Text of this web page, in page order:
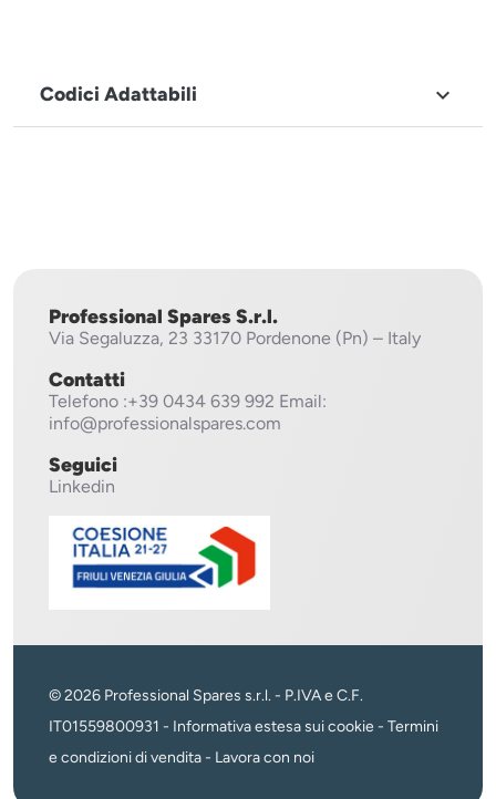
Codici Adattabili 
Professional Spares S.r.l.
Via Segaluzza, 23 33170 Pordenone (Pn) – Italy
Contatti
Telefono :+39 0434 639 992 Email:
info@professionalspares.com
Seguici
Linkedin
© 2026 Professional Spares s.r.l. - P.IVA e C.F.
IT01559800931 - Informativa estesa sui cookie - Termini
e condizioni di vendita- Lavora con noi